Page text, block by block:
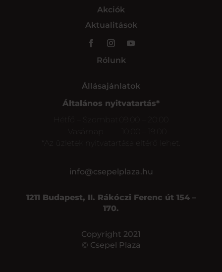
Akciók
Aktualitások
Rólunk
Állásajánlatok
Általános nyitvatartás*
Hétfő – Szombat
09:00 – 20:00
Vasárnap
*Az üzletek nyitvatartása eltérő lehet.
info@csepelplaza.hu
1211 Budapest, II. Rákóczi Ferenc út 154 –
170.
Copyright 2021
© Csepel Plaza